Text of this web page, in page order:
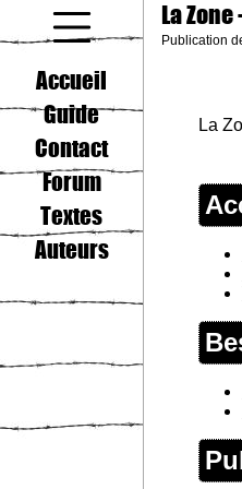
La Zone
Publication
Accueil
Guide
Contact
Forum
Textes
Auteurs
La